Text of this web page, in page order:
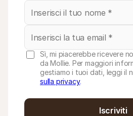
Sì, mi piacerebbe ricevere
da Mollie. Per maggiori
gestiamo i tuoi dati, leggi il
sulla privacy.
Iscriviti